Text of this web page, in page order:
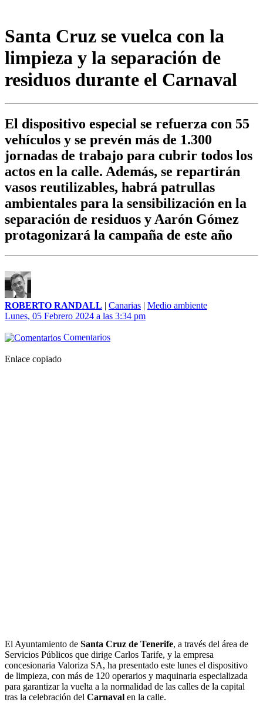
Santa Cruz se vuelca con la
limpieza y la separación de
residuos durante el Carnaval
El dispositivo especial se refuerza con 55
vehículos y se prevén más de 1.300
jornadas de trabajo para cubrir todos los
actos en la calle. Además, se repartirán
vasos reutilizables, habrá patrullas
ambientales para la sensibilización en la
separación de residuos y Aarón Gómez
protagonizará la campaña de este año
ROBERTO RANDALL | Canarias | Medio ambiente
Lunes, 05 Febrero 2024 a las 3:34 pm
Comentarios
Enlace copiado
El Ayuntamiento de Santa Cruz de Tenerife, a través del área de
Servicios Públicos que dirige Carlos Tarife, y la empresa
concesionaria Valoriza SA, ha presentado este lunes el dispositivo
de limpieza, con más de 120 operarios y maquinaria especializada
para garantizar la vuelta a la normalidad de las calles de la capital
tras la celebración del Carnaval en la calle.